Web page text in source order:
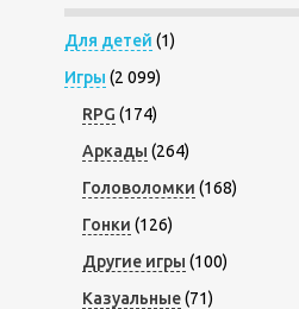
Для детей (1)
Игры (2 099)
RPG (174)
Аркады (264)
Головоломки (168)
Гонки (126)
Другие игры (100)
Казуальные(71)